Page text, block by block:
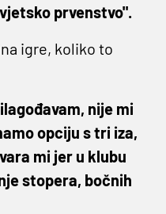
prvenstvo".
igre, koliko to
nije mi
opciju s tri iza,
mi jer u klubu
stopera, bočnih